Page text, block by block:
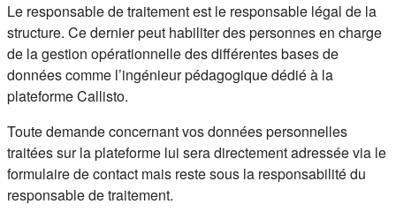
Le responsable de traitement est le responsable légal de la
structure. Ce dernier peut habiliter des personnes en charge
de la gestion opérationnelle des différentes bases de
données comme l’ingénieur pédagogique dédié à la
plateforme Callisto.
Toute demande concernant vos données personnelles
traitées sur la plateforme lui sera directement adressée via le
formulaire de contact mais reste sous la responsabilité du
responsable de traitement.